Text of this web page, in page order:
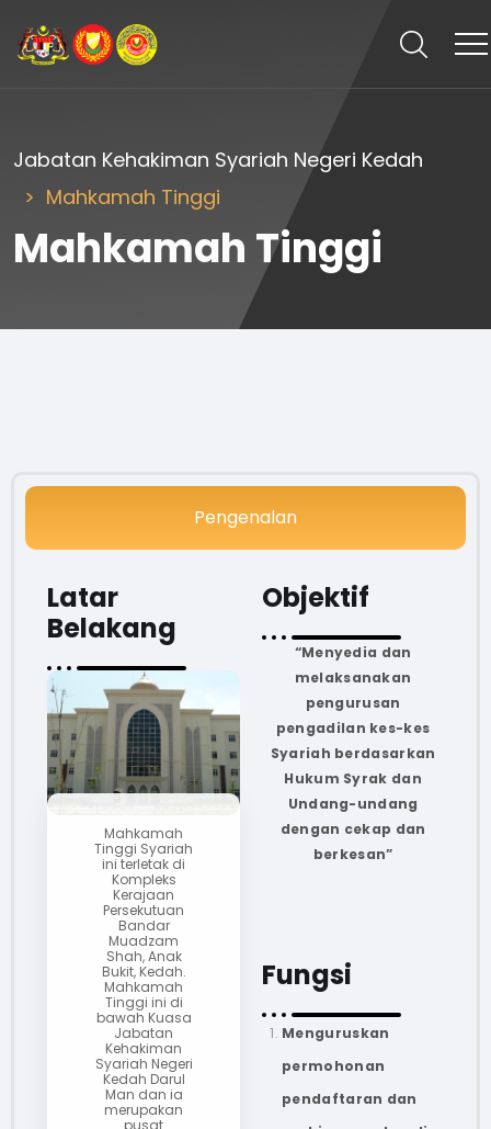
Jabatan Kehakiman Syariah Negeri Kedah
Mahkamah Tinggi
Mahkamah Tinggi
Pengenalan
Latar
Belakang
Mahkamah
Tinggi Syariah
ini terletak di
Kompleks
Kerajaan
Persekutuan
Bandar
Muadzam
Shah, Anak
Bukit, Kedah.
Mahkamah
Tinggi ini di
bawah Kuasa
Jabatan
Kehakiman
Syariah Negeri
Kedah Darul
Man dan ia
merupakan
pusat
Objektif
“Menyedia dan
melaksanakan
pengurusan
pengadilan kes-kes
Syariah berdasarkan
Hukum Syrak dan
Undang-undang
dengan cekap dan
berkesan”
Fungsi
Menguruskan
permohonan
pendaftaran dan